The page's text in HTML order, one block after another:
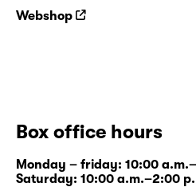
Webshop
Box office hours
Monday – friday: 10:00
Saturday: 10:00 a.m.–2:00